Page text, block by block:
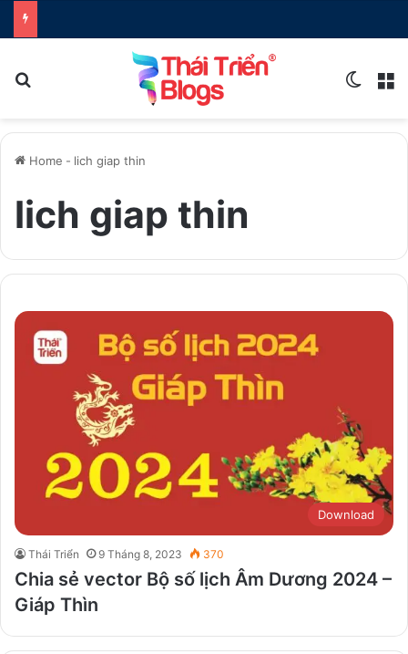
Home - lich giap thin
lich giap thin
Download
Thái Triển 9 Tháng 8, 2023 370
Chia sẻ vector Bộ số lịch Âm Dương 2024 –
Giáp Thìn